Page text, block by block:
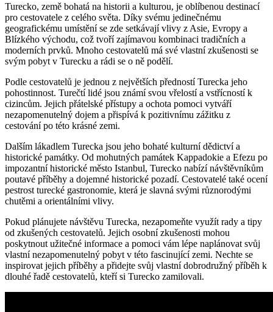
Turecko, země bohatá na historii a kulturou, je oblíbenou destinací
pro cestovatele z celého světa. Díky svému jedinečnému
geografickému umístění se zde setkávají vlivy z Asie, Evropy a
Blízkého východu, což tvoří zajímavou kombinaci tradičních a
moderních prvků. Mnoho cestovatelů má své vlastní zkušenosti se
svým pobyt v Turecku a rádi se o ně podělí.
Podle cestovatelů je jednou z největších předností Turecka jeho
pohostinnost. Turečtí lidé jsou známí svou vřelostí a vstřícností k
cizincům. Jejich přátelské přístupy a ochota pomoci vytváří
nezapomenutelný dojem a přispívá k pozitivnímu zážitku z
cestování po této krásné zemi.
Dalším lákadlem Turecka jsou jeho bohaté kulturní dědictví a
historické památky. Od mohutných památek Kappadokie a Efezu po
impozantní historické město Istanbul, Turecko nabízí návštěvníkům
poutavé příběhy a dojemné historické pozadí. Cestovatelé také ocení
pestrost turecké gastronomie, která je slavná svými různorodými
chutěmi a orientálními vlivy.
Pokud plánujete návštěvu Turecka, nezapomeňte využít rady a tipy
od zkušených cestovatelů. Jejich osobní zkušenosti mohou
poskytnout užitečné informace a pomoci vám lépe naplánovat svůj
vlastní nezapomenutelný pobyt v této fascinující zemi. Nechte se
inspirovat jejich příběhy a přidejte svůj vlastní dobrodružný příběh k
dlouhé řadě cestovatelů, kteří si Turecko zamilovali.